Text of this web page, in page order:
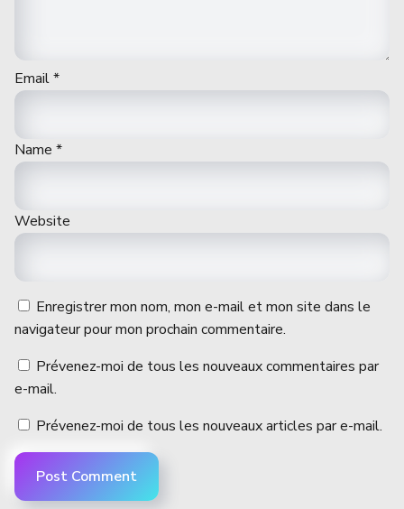
Email*
Name *
Website
Enregistrer mon nom, mon e-mail et mon site dans le
navigateur pour mon prochain commentaire.
Prévenez-moi de tous les nouveaux commentaires par
e-mail.
Prévenez-moi de tous les nouveaux articles par e-mail.